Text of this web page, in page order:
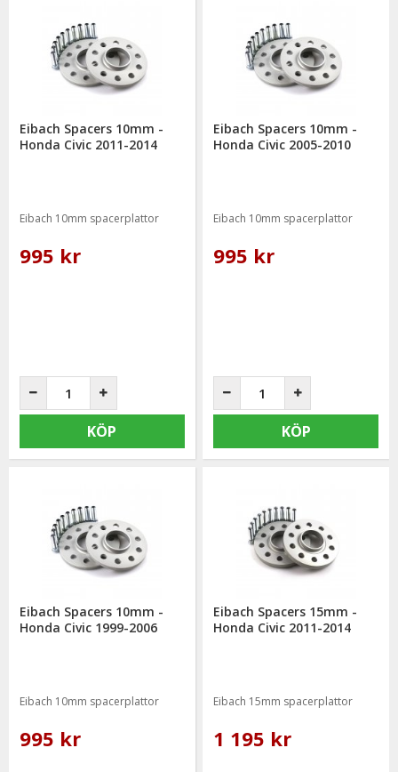
Vi på Mr Tuning har själva ett stort intresse för bilstyling &
biltuning, därför vet vi att de produkter vi erbjuder håller
måttet då vi aldrig skulle erbjuda någonting vi själva inte skulle
Alla spacers till Honda Civic har bultmönster 5/114,3.
Eibach Spacers 10mm -
Honda Civic 2011-2014
Eibach 10mm spacerplattor
995 kr
KÖP
Eibach Spacers 10mm -
Honda Civic 2005-2010
Eibach 10mm spacerplattor
995 kr
KÖP
Eibach Spacers 10mm -
Honda Civic 1999-2006
Eibach 10mm spacerplattor
995 kr
Eibach Spacers 15mm -
Honda Civic 2011-2014
Eibach 15mm spacerplattor
1 195 kr